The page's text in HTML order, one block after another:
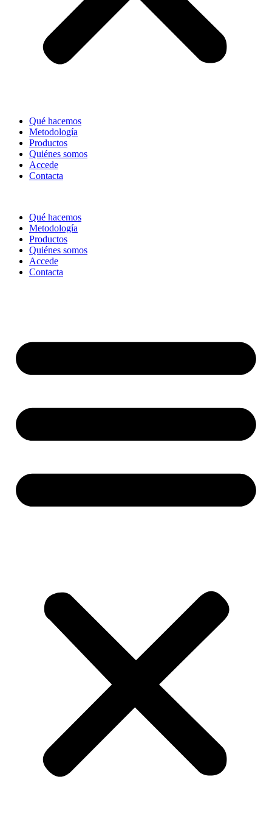
Qué hacemos
Metodología
Productos
Quiénes somos
Accede
Contacta
Qué hacemos
Metodología
Productos
Quiénes somos
Accede
Contacta